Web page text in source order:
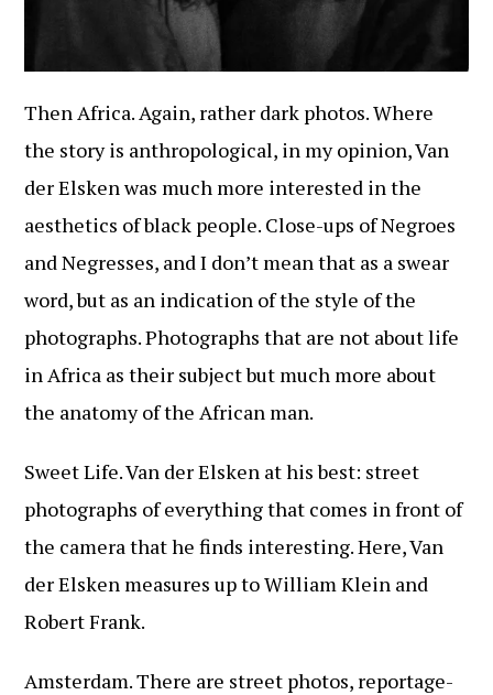
Then Africa. Again, rather dark photos. Where
the story is anthropological, in my opinion, Van
der Elsken was much more interested in the
aesthetics of black people. Close-ups of Negroes
and Negresses, and I don’t mean that as a swear
word, but as an indication of the style of the
photographs. Photographs that are not about life
in Africa as their subject but much more about
the anatomy of the African man.
Sweet Life. Van der Elsken at his best: street
photographs of everything that comes in front of
the camera that he finds interesting. Here, Van
der Elsken measures up to William Klein and
Robert Frank.
Amsterdam. There are street photos, reportage-